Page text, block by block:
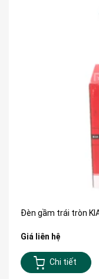
Đèn gầm trái tròn
Giá liên hệ
Chi tiết